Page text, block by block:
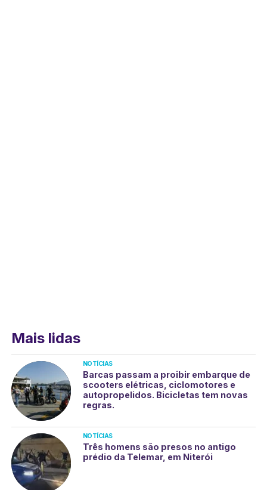
Mais lidas
NOTÍCIAS
Barcas passam a proibir embarque de
scooters elétricas, ciclomotores e
autopropelidos. Bicicletas tem novas
regras.
NOTÍCIAS
Três homens são presos no antigo
prédio da Telemar, em Niterói